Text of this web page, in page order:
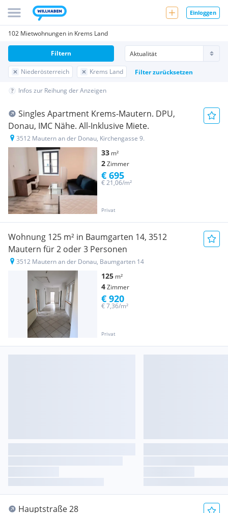
Einloggen
102 Mietwohnungen in Krems Land
Niederösterreich Krems Land Filter zurücksetzen
Filtern
Infos zur Reihung der Anzeigen
Singles Apartment Krems-Mautern. DPU,
Donau, IMC Nähe. All-Inklusive Miete.
3512 Mautern an der Donau, Kirchengasse 9.
33 m²
2Zimmer
Privat
€ 21,06/m²
€ 695
Wohnung 125 m² in Baumgarten 14, 3512
Mautern für 2 oder 3 Personen
3512 Mautern an der Donau, Baumgarten 14
125 m²
4Zimmer
Privat
€ 7,36/m²
€ 920
Hauptstraße 28